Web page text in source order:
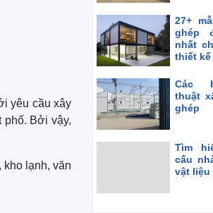
yêu cầu xây
phố. Bởi vậy,
lạnh, văn
27+
ghép
nhất
thiết kế
Các
thuật
ghép
Tìm
cấu
vật liệu